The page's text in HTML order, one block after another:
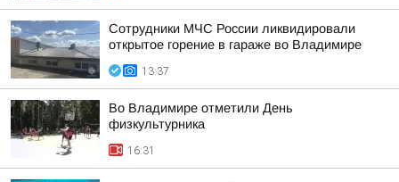
Сотрудники МЧС России ликвидировали
открытое горение в гараже во Владимире
13:37
Во Владимире отметили День
физкультурника
16:31